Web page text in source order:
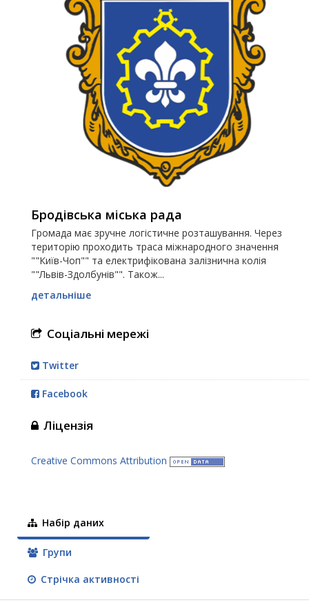
Бродівська міська рада
Громада має зручне логістичне розташування. Через
територію проходить траса міжнародного значення
""Київ-Чоп"" та електрифікована залізнична колія
""Львів-Здолбунів"". Також...
детальніше
Соціальні мережі
Twitter
Facebook
Ліцензія
Creative Commons Attribution
Набір даних
Групи
Стрічка активності